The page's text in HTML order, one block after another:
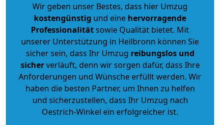
Wir geben unser Bestes, dass hier Umzug
kostengünstig und eine hervorragende
Professionalitätsowie Qualität bietet. Mit
unserer Unterstützung in Heilbronn können Sie
sicher sein, dass Ihr Umzug reibungslos und
sicherverläuft, denn wir sorgen dafür, dass Ihre
Anforderungen und Wünsche erfüllt werden. Wir
haben die besten Partner, um Ihnen zu helfen
und sicherzustellen, dass Ihr Umzug nach
Oestrich-Winkel ein erfolgreicher ist.